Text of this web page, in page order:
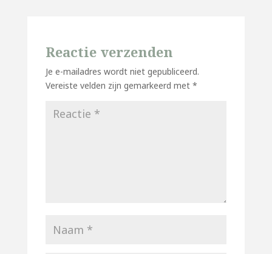
Reactie verzenden
Je e-mailadres wordt niet gepubliceerd.
Vereiste velden zijn gemarkeerd met *